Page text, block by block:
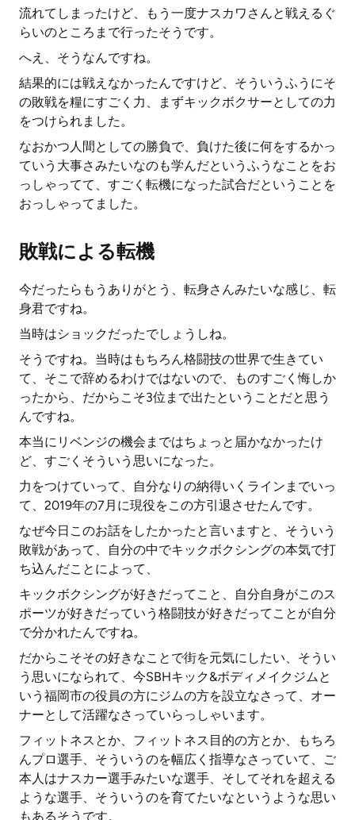
流れてしまったけど、もう一度ナスカワさんと戦えるぐ
らいのところまで行ったそうです。
へえ、そうなんですね。
結果的には戦えなかったんですけど、そういうふうにそ
の敗戦を糧にすごく力、まずキックボクサーとしての力
をつけられました。
なおかつ人間としての勝負で、負けた後に何をするかっ
ていう大事さみたいなのも学んだというふうなことをお
っしゃってて、すごく転機になった試合だということを
おっしゃってました。
敗戦による転機
今だったらもうありがとう、転身さんみたいな感じ、転
身君ですね。
当時はショックだったでしょうしね。
そうですね。当時はもちろん格闘技の世界で生きてい
て、そこで辞めるわけではないので、ものすごく悔しか
ったから、だからこそ3位まで出たということだと思う
んですね。
本当にリベンジの機会まではちょっと届かなかったけ
ど、すごくそういう思いになった。
力をつけていって、自分なりの納得いくラインまでいっ
て、2019年の7月に現役をこの方引退させたんです。
なぜ今日このお話をしたかったと言いますと、そういう
敗戦があって、自分の中でキックボクシングの本気で打
ち込んだことによって、
キックボクシングが好きだってこと、自分自身がこのス
ポーツが好きだっていう格闘技が好きだってことが自分
で分かれたんですね。
だからこそその好きなことで街を元気にしたい、そうい
う思いになられて、今SBHキック&ボディメイクジムと
いう福岡市の役員の方にジムの方を設立なさって、オー
ナーとして活躍なさっていらっしゃいます。
フィットネスとか、フィットネス目的の方とか、もちろ
んプロ選手、そういうのを幅広く指導なさっていて、ご
本人はナスカー選手みたいな選手、そしてそれを超える
ような選手、そういうのを育てたいなというような思い
もあるそうです。